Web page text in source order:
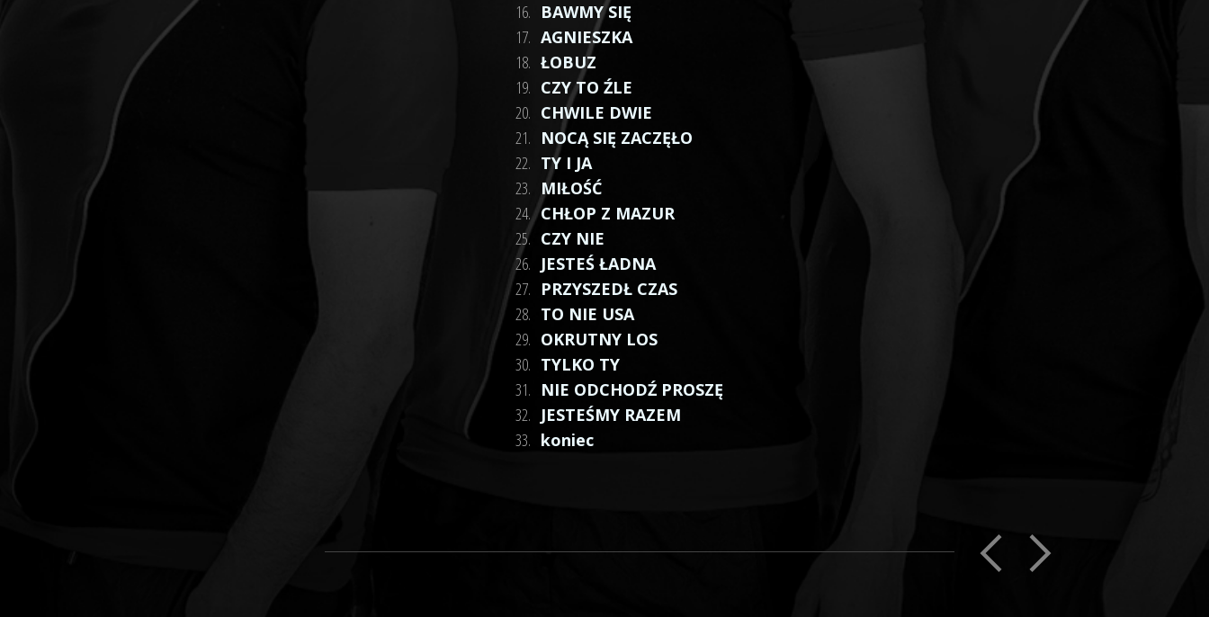
16. BAWMY SIĘ
17. AGNIESZKA
18. ŁOBUZ
19. CZY TO ŹLE
20. CHWILE DWIE
21. NOCĄ SIĘ ZACZĘŁO
22. TY I JA
23. MIŁOŚĆ
24. CHŁOP Z MAZUR
25. CZY NIE
26. JESTEŚ ŁADNA
27. PRZYSZEDŁ CZAS
28. TO NIE USA
29. OKRUTNY LOS
30. TYLKO TY
31. NIE ODCHODŹ PROSZĘ
32. JESTEŚMY RAZEM
33. koniec